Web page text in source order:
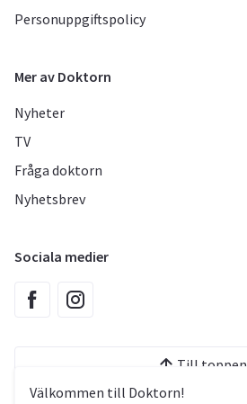
Välkommen till Doktorn!
Personuppgiftspolicy
Mer av Doktorn
Nyheter
TV
Fråga doktorn
Nyhetsbrev
Sociala medier
Till toppen